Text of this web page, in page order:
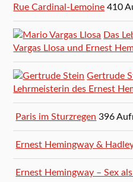
Rue Cardinal-Lemoine 410
Das
Vargas Llosa und Ernest
Gertrude
Lehrmeisterin des Ernest
Paris im Sturzregen 396
Ernest Hemingway &
Ernest Hemingway – Sex